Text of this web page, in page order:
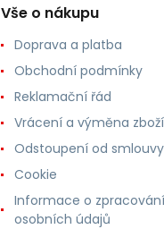
Vše o nákupu
Doprava a platba
Obchodní podmínky
Reklamační řád
Vrácení a výměna zboží
Odstoupení od smlouvy
Cookie
Informace o zpracování
osobních údajů